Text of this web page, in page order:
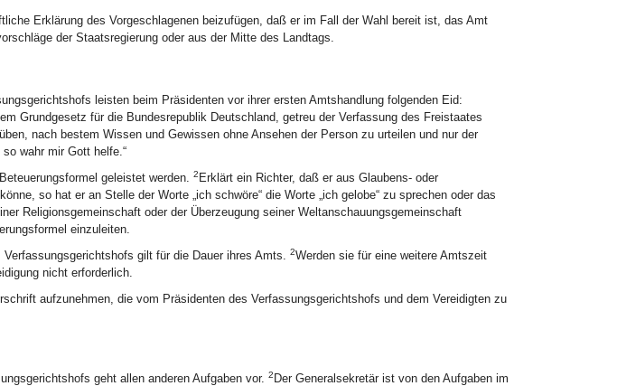
Erklärung des Vorgeschlagenen beizufügen, daß er im Fall der Wahl bereit ist, das Amt
der Staatsregierung oder aus der Mitte des Landtags.
leisten beim Präsidenten vor ihrer ersten Amtshandlung folgenden Eid:
Grundgesetz für die Bundesrepublik Deutschland, getreu der Verfassung des Freistaates
nach bestem Wissen und Gewissen ohne Ansehen der Person zu urteilen und nur der
wahr mir Gott helfe.“
geleistet werden. 2 Erklärt ein Richter, daß er aus Glaubens- oder
so hat er an Stelle der Worte „ich schwöre“ die Worte „ich gelobe“ zu sprechen oder das
Religionsgemeinschaft oder der Überzeugung seiner Weltanschauungsgemeinschaft
einzuleiten.
Verfassungsgerichtshofs gilt für die Dauer ihres Amts. 2Werden sie für eine weitere Amtszeit
nicht erforderlich.
aufzunehmen, die vom Präsidenten des Verfassungsgerichtshofs und dem Vereidigten zu
geht allen anderen Aufgaben vor. 2 Der Generalsekretär ist von den Aufgaben im